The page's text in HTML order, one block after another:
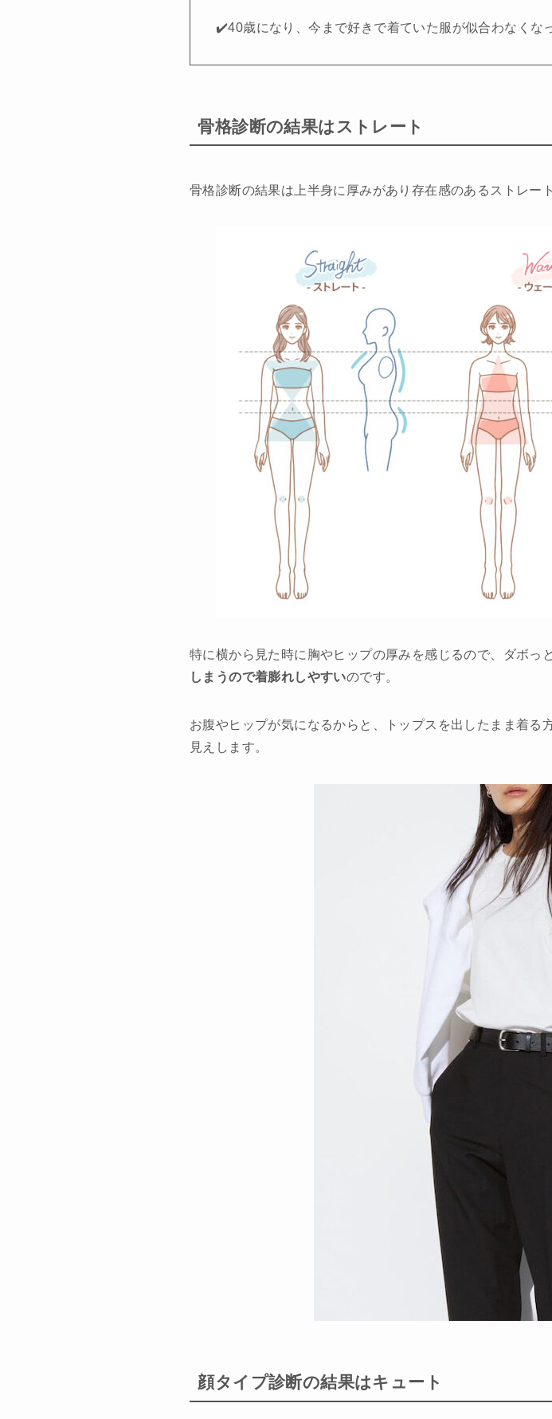
✔️40歳になり、今まで好きで着ていた服が似合わなくな
骨格診断の結果はストレート
骨格診断の結果は上半身に厚みがあり存在感のあるストレー
特に横から見た時に胸やヒップの厚みを感じるので、ダボっ
しまうので着膨れしやすいのです。
お腹やヒップが気になるからと、トップスを出したまま着る
見えします。
顔タイプ診断の結果はキュート